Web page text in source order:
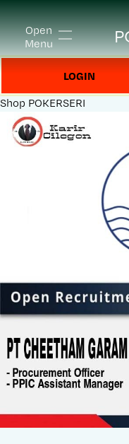
Open
Menu
LOGIN
Shop POKERSERI